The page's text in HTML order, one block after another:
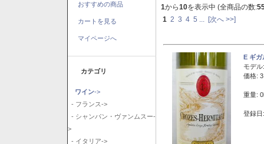
おすすめの商品
カートを見る
マイページへ
カテゴリ
ワイン->
- フランス->
- シャンパン・ヴァンムスー-
>
- イタリア->
1から10を表示中 (全商品の数:
1 2 3 4 5 [次へ >>]
E ギ
モデル:
価格:
重量:
登録